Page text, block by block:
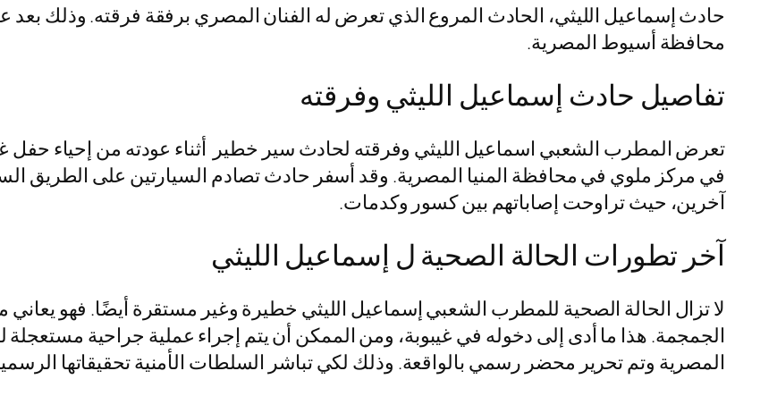
حادث إسماعيل الليثي، الحادث المروع الذي تعرض له الفنان المصري برفقة فرقته. وذلك بعد
محافظة أسيوط المصرية.
تفاصيل حادث إسماعيل الليثي وفرقته
تعرض المطرب الشعبي اسماعيل الليثي وفرقته لحادث سير خطير أثناء عودته من إحياء حفل
في مركز ملوي في محافظة المنيا المصرية. وقد أسفر حادث تصادم السيارتين على الطريق
آخرين، حيث تراوحت إصاباتهم بين كسور وكدمات.
آخر تطورات الحالة الصحية ل إسماعيل الليثي
لا تزال الحالة الصحية للمطرب الشعبي إسماعيل الليثي خطيرة وغير مستقرة أيضًا. فهو
الجمجمة. هذا ما أدى إلى دخوله في غيبوبة، ومن الممكن أن يتم إجراء عملية جراحية
المصرية وتم تحرير محضر رسمي بالواقعة. وذلك لكي تباشر السلطات الأمنية تحقيقاتها